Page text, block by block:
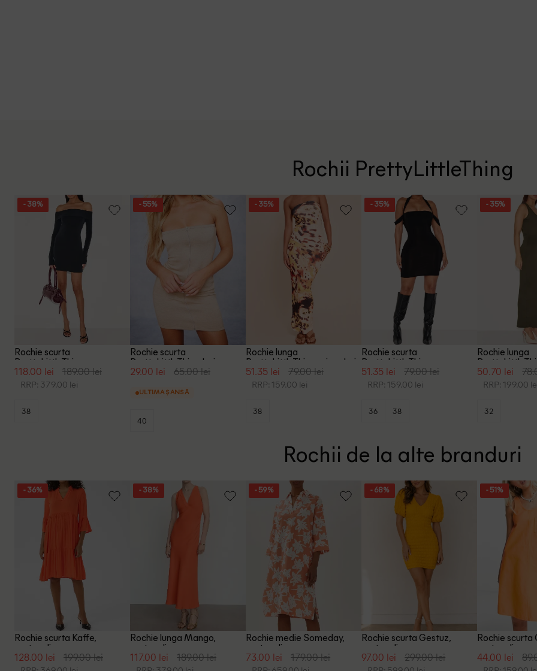
Rochii PrettyLittleThing
- 38%
Rochie scurta
PrettyLittleThing, negru
118.00 lei 189.00 lei
RRP: 379.00 lei
38
- 55%
Rochie scurta
PrettyLittleThing, bej
29.00 lei 65.00 lei
ULTIMA ȘANSĂ
40
- 35%
Rochie lunga
PrettyLittleThing, mix culori
51.35 lei 79.00 lei
RRP: 159.00 lei
38
- 35%
Rochie scurta
PrettyLittleThing, negru
51.35 lei 79.00 lei
RRP: 159.00 lei
36 38
- 35%
Rochie lunga
50.70 lei
RRP: 199.00
32
Rochii de la alte branduri
- 36%
Rochie scurta Kaffe,
portocaliu
128.00 lei 199.00 lei
- 38%
Rochie lunga Mango,
portocaliu
117.00 lei 189.00 lei
- 59%
Rochie medie Someday,
portocaliu
73.00 lei 179.00 lei
- 68%
Rochie scurta Gestuz,
portocaliu
97.00 lei 299.00 lei
- 51%
Rochie scurta
portocaliu
44.00 lei